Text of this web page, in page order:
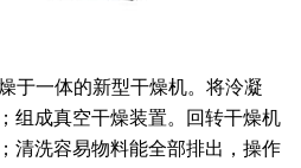
一体的新型干燥机。将泠凝
组成真空干燥装置。回转干燥机
清洗容易物料能全部排出，操作